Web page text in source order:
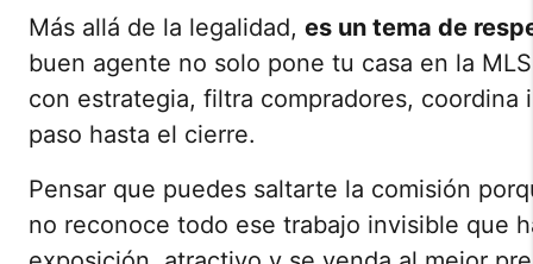
Más allá de la legalidad, es un tema de
buen agente no solo pone tu casa en la
con estrategia, filtra compradores, coordina
paso hasta el cierre.
Pensar que puedes saltarte la comisión
no reconoce todo ese trabajo invisible que